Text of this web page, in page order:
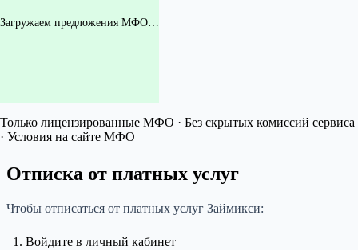
Загружаем предложения МФО…
Только лицензированные МФО · Без скрытых комиссий сервиса
· Условия на сайте МФО
Отписка от платных услуг
Чтобы отписаться от платных услуг Займикси:
Войдите в личный кабинет